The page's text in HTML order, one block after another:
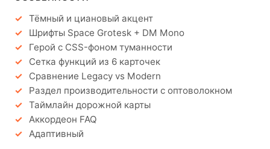
Тёмный и циановый акцент
Шрифты Space Grotesk + DM Mono
Герой с CSS-фоном туманности
Сетка функций из 6 карточек
Сравнение Legacy vs Modern
Раздел производительности с оптоволокном
Таймлайн дорожной карты
Аккордеон FAQ
Адаптивный